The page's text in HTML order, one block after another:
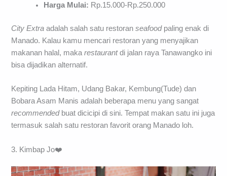
Harga Mulai: Rp.15.000-Rp.250.000
City Extra adalah salah satu restoranseafoodpaling enak di
Manado. Kalau kamu mencari restoran yang menyajikan
makanan halal, makarestaurantdi jalan raya Tanawangko ini
bisa dijadikan alternatif.
Kepiting Lada Hitam, Udang Bakar, Kembung(Tude) dan
Bobara Asam Manis adalah beberapa menu yang sangat
recommendedbuat dicicipi di sini. Tempat makan satu ini juga
termasuk salah satu restoran favorit orang Manado loh.
3. Kimbap Jo❤️